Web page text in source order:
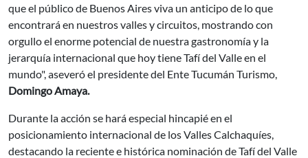
que el público de Buenos Aires viva un anticipo de lo que
encontrará en nuestros valles y circuitos, mostrando con
orgullo el enorme potencial de nuestra gastronomía y la
jerarquía internacional que hoy tiene Tafí del Valle en el
mundo", aseveró el presidente del Ente Tucumán Turismo,
Domingo Amaya.
Durante la acción se hará especial hincapié en el
posicionamiento internacional de los Valles Calchaquíes,
destacando la reciente e histórica nominación de Tafí del Valle